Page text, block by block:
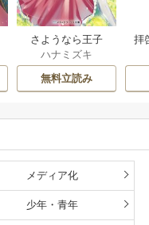
さようなら王子
様、どうか私のこ
とは忘れてくださ
い
ハナミズキ
無料立読み
拝
メディア化
少年・青年